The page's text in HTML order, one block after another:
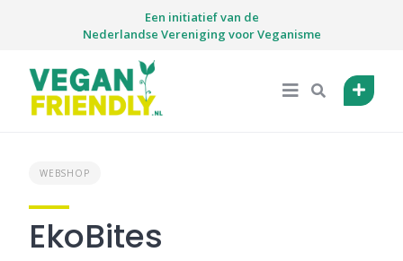
Een initiatief van de
Nederlandse Vereniging voor Veganisme
WEBSHOP
EkoBites